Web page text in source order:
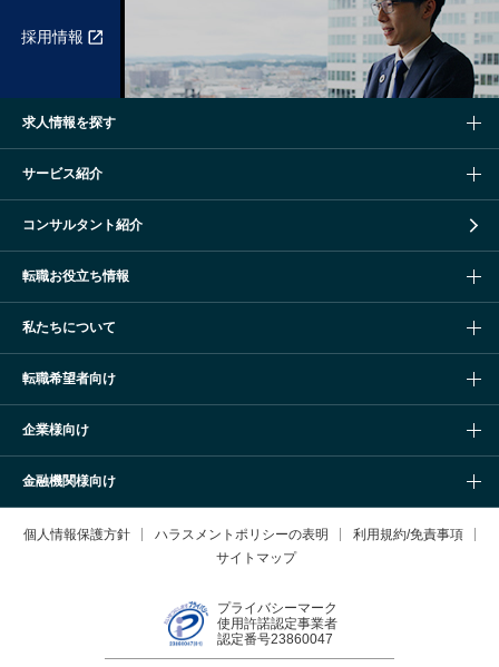
採用情報
求人情報を探す
サービス紹介
コンサルタント紹介
転職お役立ち情報
私たちについて
転職希望者向け
企業様向け
金融機関様向け
プライバシーマーク
使用許諾認定事業者
認定番号23860047
個人情報保護方針 ハラスメントポリシーの表明
利用規約/免責事項
サイトマップ